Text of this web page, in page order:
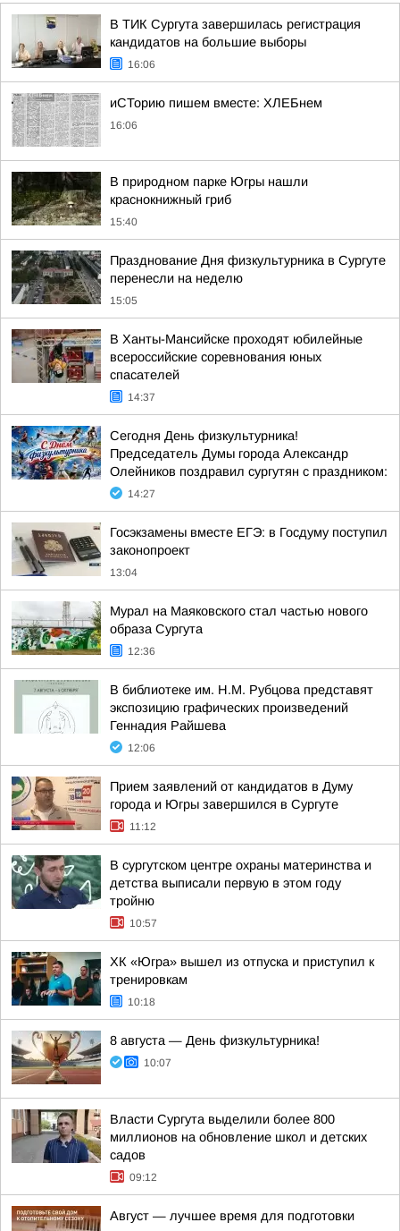
В ТИК Сургута завершилась регистрация
кандидатов на большие выборы
16:06
иСТорию пишем вместе: ХЛЕБнем
16:06
В природном парке Югры нашли
краснокнижный гриб
15:40
Празднование Дня физкультурника в Сургуте
перенесли на неделю
15:05
В Ханты-Мансийске проходят юбилейные
всероссийские соревнования юных
спасателей
14:37
Сегодня День физкультурника!
Председатель Думы города Александр
Олейников поздравил сургутян с праздником:
14:27
Госэкзамены вместе ЕГЭ: в Госдуму поступил
законопроект
13:04
Мурал на Маяковского стал частью нового
образа Сургута
12:36
В библиотеке им. Н.М. Рубцова представят
экспозицию графических произведений
Геннадия Райшева
12:06
Прием заявлений от кандидатов в Думу
города и Югры завершился в Сургуте
11:12
В сургутском центре охраны материнства и
детства выписали первую в этом году
тройню
10:57
ХК «Югра» вышел из отпуска и приступил к
тренировкам
10:18
8 августа — День физкультурника!
10:07
Власти Сургута выделили более 800
миллионов на обновление школ и детских
садов
09:12
Август — лучшее время для подготовки